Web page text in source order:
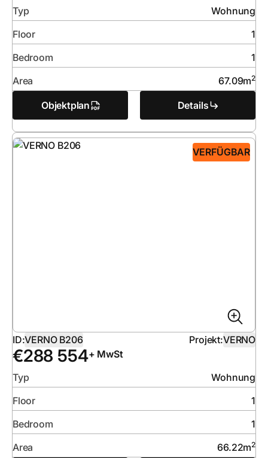
Typ
Wohnung
Floor
1
Bedroom
1
Area
67.09m2
Objektplan Details
VERFÜGBAR
ID:VERNO B206 Projekt:VERNO
€288 554+ MwSt
Typ
Wohnung
Floor
1
Bedroom
1
Area
66.22m2